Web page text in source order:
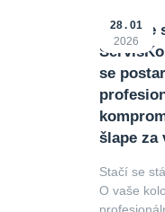
Stačí
se
šlape za
28
01
2026
Stačí se
O vaše